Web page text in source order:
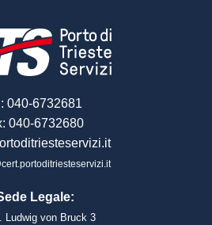
040-6732681
040-6732680
Legale:
Ludwig von Bruck 3